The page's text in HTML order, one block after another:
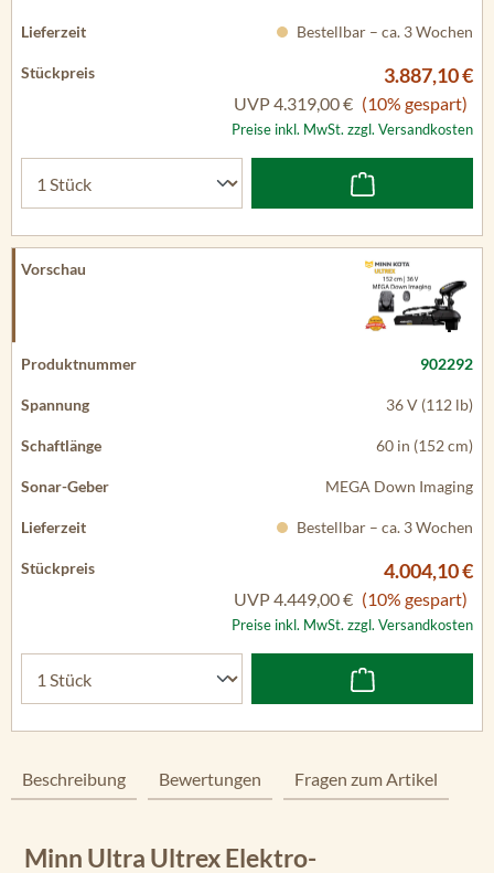
Bestellbar – ca. 3 Wochen
3.887,10 €
UVP4.319,00 € (10% gespart)
Preise inkl. MwSt. zzgl. Versandkosten
902292
36 V (112 lb)
60 in (152 cm)
MEGA Down Imaging
Bestellbar – ca. 3 Wochen
4.004,10 €
UVP4.449,00 € (10% gespart)
Preise inkl. MwSt. zzgl. Versandkosten
Beschreibung Bewertungen Fragen zum Artikel
Minn Ultra Ultrex Elektro-